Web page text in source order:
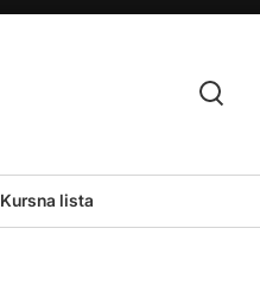
Kursna lista